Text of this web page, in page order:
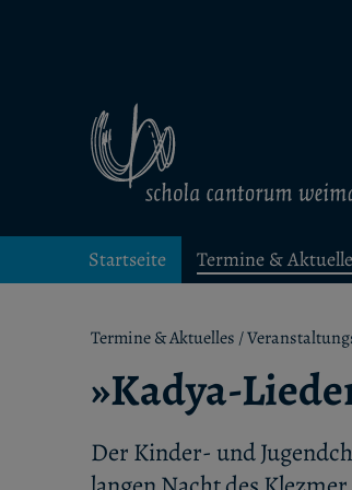
schola cantorum
Kinder- und Jugendchor
Startseite Termine &
Termine & Aktuelles /
»Kadya-
Der Kinder- und